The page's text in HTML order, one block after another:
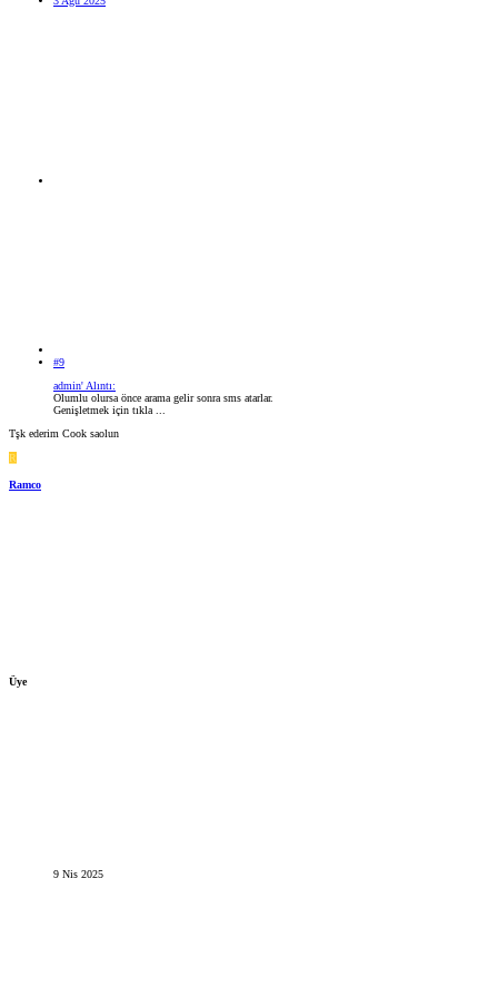
#9
admin' Alıntı:
Olumlu olursa önce arama gelir sonra sms atarlar.
Genişletmek için tıkla ...
Tşk ederim Cook saolun
R
Ramco
Üye
9 Nis 2025